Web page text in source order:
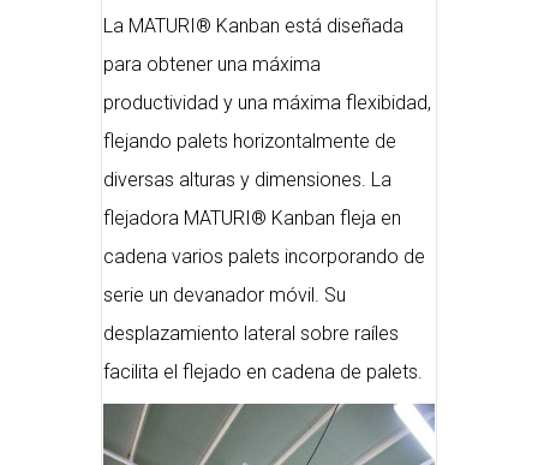
La MATURI® Kanban está diseñada
para obtener una máxima
productividad y una máxima flexibidad,
flejando palets horizontalmente de
diversas alturas y dimensiones. La
flejadora MATURI® Kanban fleja en
cadena varios palets incorporando de
serie un devanador móvil. Su
desplazamiento lateral sobre raíles
facilita el flejado en cadena de palets.